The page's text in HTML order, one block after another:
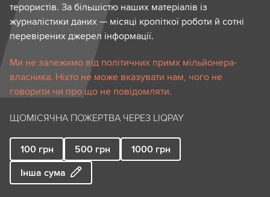
терористів. За більшістю наших матеріалів із
журналістики даних — місяці кропіткої роботи й сотні
перевірених джерел інформації.
Ми не залежимо від політичних примх мільйонера-
власника. Ніхто не може вказувати нам, чого не
говорити чи про що не повідомляти.
ЩОМІСЯЧНА ПОЖЕРТВА ЧЕРЕЗ LIQPAY
100 грн 500 грн 1000 грн
Інша сума